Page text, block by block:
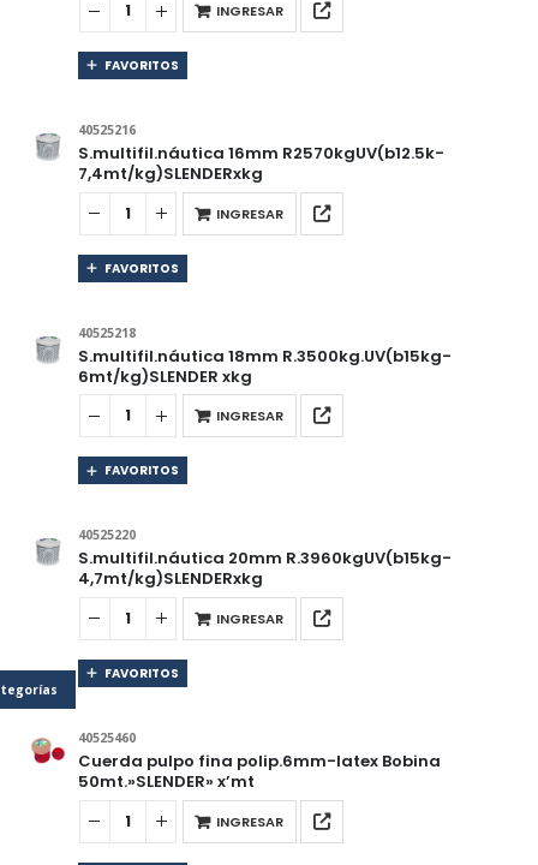
INGRESAR
FAVORITOS
40525216
S.multifil.náutica 16mm R2570kgUV(b12.5k-
7,4mt/kg)SLENDERxkg
INGRESAR
FAVORITOS
40525218
S.multifil.náutica 18mm R.3500kg.UV(b15kg-
6mt/kg)SLENDER xkg
INGRESAR
FAVORITOS
40525220
S.multifil.náutica 20mm R.3960kgUV(b15kg-
4,7mt/kg)SLENDERxkg
INGRESAR
FAVORITOS
40525460
Cuerda pulpo fina polip.6mm-latex Bobina
50mt.»SLENDER» x’mt
INGRESAR